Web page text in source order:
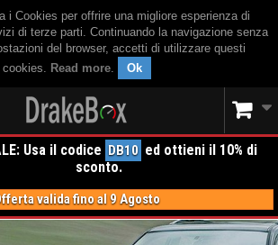
i Cookies per offrire una migliore esperienza di
di terze parti. Continuando la navigazione senza
del browser, accetti di utilizzare questi
cookies. Read more. Ok
Usa il codice DB10 ed ottieni il 10% di
sconto.
valida fino al 9 Agosto